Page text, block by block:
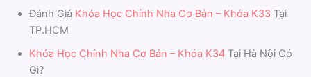
Đánh Giá Khóa Học Chỉnh Nha Cơ Bản – Khóa K33 Tại
TP.HCM
Khóa Học Chỉnh Nha Cơ Bản – Khóa K34 Tại Hà Nội Có
Gì?